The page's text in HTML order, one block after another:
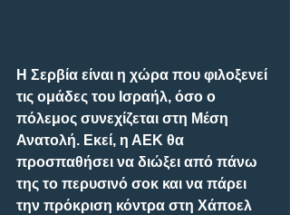
Η Σερβία είναι η χώρα που φιλοξενεί
τις ομάδες του Ισραήλ, όσο ο
πόλεμος συνεχίζεται στη Μέση
Ανατολή. Εκεί, η ΑΕΚ θα
προσπαθήσει να διώξει από πάνω
της το περυσινό σοκ και να πάρει
την πρόκριση κόντρα στη Χάποελ